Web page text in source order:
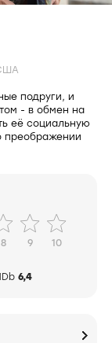
подруги, и
- в обмен на
её социальную
преображении
8 9 10
6,4